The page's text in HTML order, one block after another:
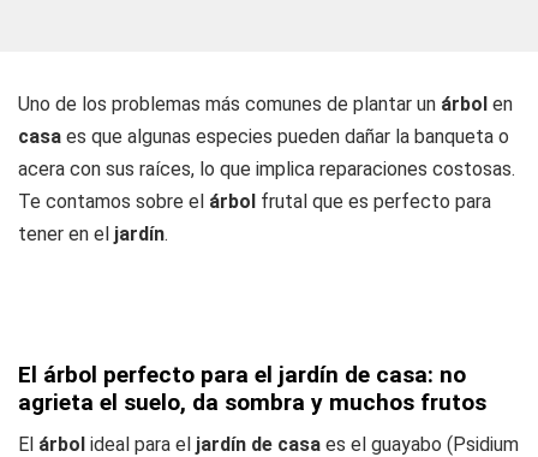
Uno de los problemas más comunes de plantar un árbol en
casa es que algunas especies pueden dañar la banqueta o
acera con sus raíces, lo que implica reparaciones costosas.
Te contamos sobre el árbol frutal que es perfecto para
tener en el jardín.
El árbol perfecto para el jardín de casa: no
agrieta el suelo, da sombra y muchos frutos
El árbol ideal para el jardín de casa es el guayabo (Psidium